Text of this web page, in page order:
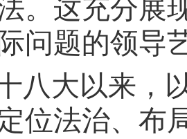
。这充分展
问题的领导
八大以来，
位法治、布